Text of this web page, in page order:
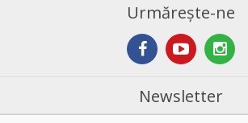
Urmărește-ne
Newsletter